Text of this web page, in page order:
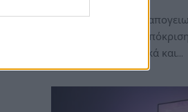
Τι χρειάζεται για να
εμπειρία; Γρήγορη
εντυπωσιακά γραφικά και…